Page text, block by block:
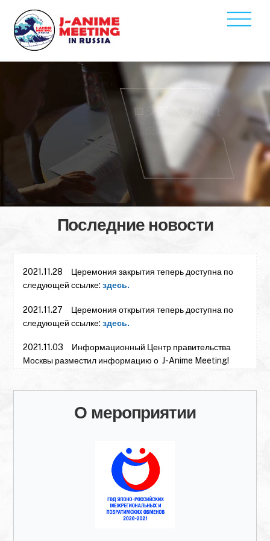
Последние новости
2021.11.28 Церемония закрытия теперь доступна по
следующей ссылке:здесь.
2021.11.27 Церемония открытия теперь доступна по
следующей ссылке:здесь.
2021.11.03 Информационный Центр правительства
Москвы разместил информацию о J-Anime Meeting!
размещена на сайте Nichiro Drive — организации,
занимающейся распространением культурного обмена
2021.10.27 Мы получили слова поддержки от
Председателя Союза кинематографистов Российской
Федерации, Никиты Сергеевича Михалкова!
2021.02.16 Подготовлен отчет о мероприятии.
О мероприятии